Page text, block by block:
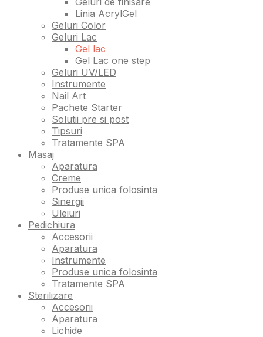
Linia AcrylGel
Geluri Color
Geluri Lac
Gel lac
Gel Lac one step
Geluri UV/LED
Instrumente
Nail Art
Pachete Starter
Solutii pre si post
Tipsuri
Tratamente SPA
Masaj
Aparatura
Creme
Produse unica folosinta
Sinergii
Uleiuri
Pedichiura
Accesorii
Aparatura
Instrumente
Produse unica folosinta
Tratamente SPA
Sterilizare
Accesorii
Aparatura
Lichide